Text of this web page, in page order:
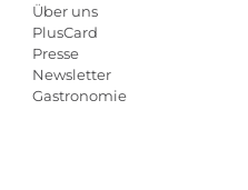
Über uns
PlusCard
Presse
Newsletter
Gastronomie